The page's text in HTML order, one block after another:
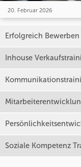
20. Februar 2026
Erfolgreich Bewerben
Inhouse
Soziale Kompetenz